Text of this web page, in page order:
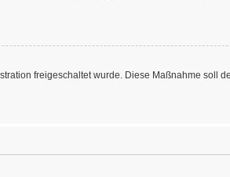
freigeschaltet wurde. Diese Maßnahme soll